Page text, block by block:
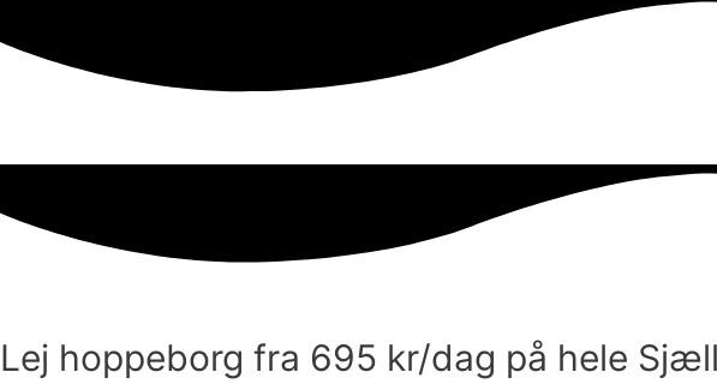
Lej hoppeborg fra 695 kr/dag på hele